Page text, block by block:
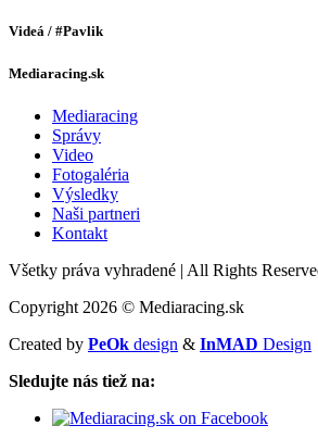
Videá / #Pavlik
Mediaracing.sk
Mediaracing
Správy
Video
Fotogaléria
Výsledky
Naši partneri
Kontakt
Všetky práva vyhradené | All Rights
Copyright 2026 © Mediaracing.sk
Created by PeOk design & InMAD Design
Sledujte nás tiež na: